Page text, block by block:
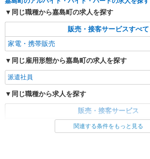
同じ職種から嘉島町の求人を探す
販売・接客サービスすべて
家電・携帯販売
同じ雇用形態から嘉島町の求人を探す
派遣社員
同じ職種から求人を探す
販売・接客サービス
関連する条件をもっと見る